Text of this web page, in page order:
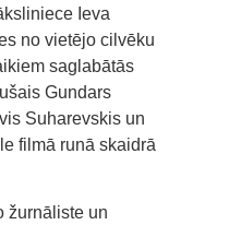
Ieva
no vietējo cilvēku
saglabātās
Gundars
Suharevskis un
filmā runā skaidrā
žurnāliste un